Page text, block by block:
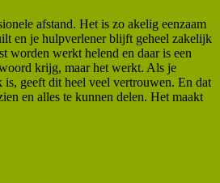
afstand. Het is zo akelig eenzaam
en je hulpverlener blijft geheel zakelijk
worden werkt helend en daar is een
krijg, maar het werkt. Als je
geeft dit heel veel vertrouwen. En dat
en alles te kunnen delen. Het maakt